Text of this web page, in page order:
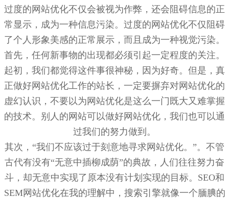
过度的网站优化不仅会被视为作弊，还会阻碍信息的正
常显示，成为一种信息污染。过度的网站优化不仅阻碍
了个人形象美感的正常展示，而且成为一种视觉污染。
首先，任何新事物的出现都必须引起一定程度的关注。
起初，我们都觉得这件事很神秘，因为好奇。但是，真
正做好网站优化工作的站长，一定要摒弃对网站优化的
虚幻认识，不要以为网站优化是这么一门既大又难掌握
的技术。别人的网站可以做好网站优化，我们也可以通
过我们的努力做到。
其次，“我们不应该过于刻意地寻求网站优化。”。不管
古代有没有“无意中插柳成荫”的典故，人们往往努力奋
斗，却无意中实现了原本没有计划实现的目标。SEO和
SEM网站优化在我的理解中，搜索引擎就像一个腼腆的